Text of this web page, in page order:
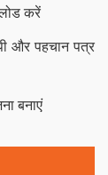
करें
और पहचान पत्र
बनाएं